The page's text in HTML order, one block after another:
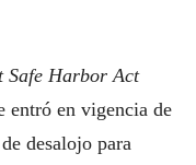
Safe Harbor Act
entró en vigencia de
desalojo para